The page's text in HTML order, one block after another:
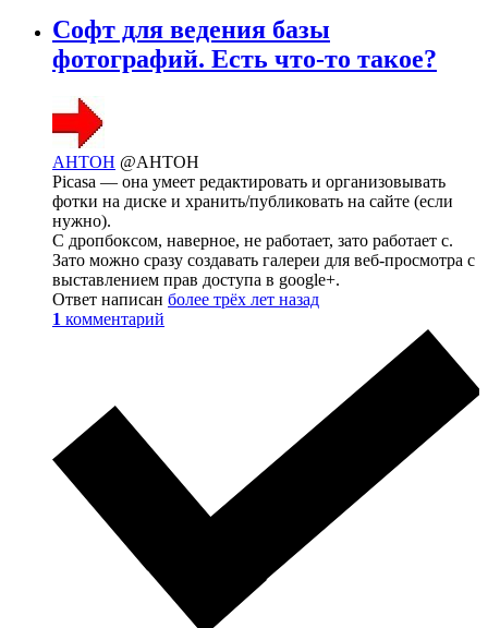
Софт для ведения базы
фотографий. Есть что-то такое?
AHTOH @AHTOH
Picasa — она умеет редактировать и организовывать
фотки на диске и хранить/публиковать на сайте (если
нужно).
С дропбоксом, наверное, не работает, зато работает с.
Зато можно сразу создавать галереи для веб-просмотра с
выставлением прав доступа в google+.
Ответ написан более трёх лет назад
1 комментарий